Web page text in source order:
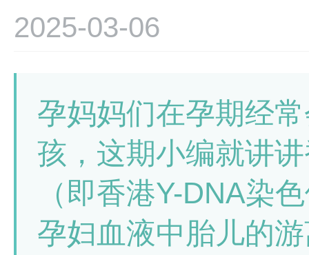
2025-03-06
孕妈妈们在孕期经
孩，这期小编就讲
（即香港Y-DNA染
孕妇血液中胎儿的